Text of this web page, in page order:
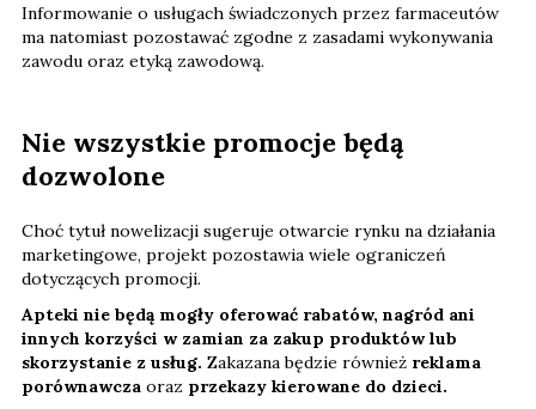
Informowanie o usługach świadczonych przez farmaceutów
ma natomiast pozostawać zgodne z zasadami wykonywania
zawodu oraz etyką zawodową.
Nie wszystkie promocje będą
dozwolone
Choć tytuł nowelizacji sugeruje otwarcie rynku na działania
marketingowe, projekt pozostawia wiele ograniczeń
dotyczących promocji.
Apteki nie będą mogły oferować rabatów, nagród ani
innych korzyści w zamian za zakup produktów lub
skorzystanie z usług. Zakazana będzie również reklama
porównawcza oraz przekazy kierowane do dzieci.